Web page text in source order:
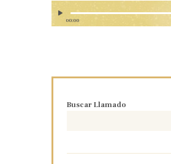
00:00
Buscar Llamado